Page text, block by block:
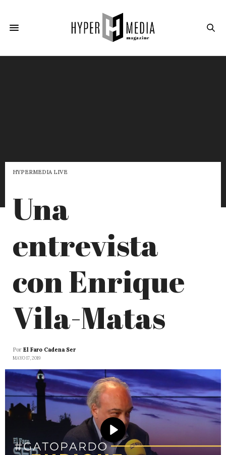
HYPERMEDIA LIVE
Una
entrevista
con Enrique
Vila-Matas
Por El Faro Cadena Ser
MAYO 17, 2019
Play